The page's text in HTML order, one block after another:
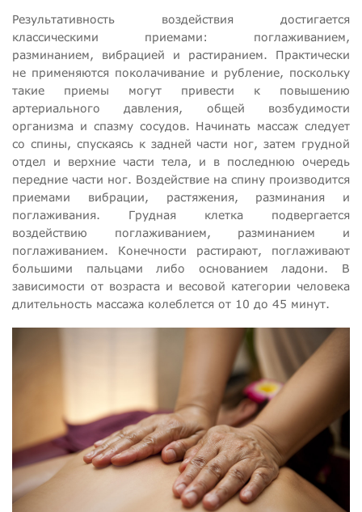
Результативность воздействия достигается
классическими приемами: поглаживанием,
разминанием, вибрацией и растиранием. Практически
не применяются поколачивание и рубление, поскольку
такие приемы могут привести к повышению
артериального давления, общей возбудимости
организма и спазму сосудов. Начинать массаж следует
со спины, спускаясь к задней части ног, затем грудной
отдел и верхние части тела, и в последнюю очередь
передние части ног. Воздействие на спину производится
приемами вибрации, растяжения, разминания и
поглаживания. Грудная клетка подвергается
воздействию поглаживанием, разминанием и
поглаживанием. Конечности растирают, поглаживают
большими пальцами либо основанием ладони. В
зависимости от возраста и весовой категории человека
длительность массажа колеблется от 10 до 45 минут.